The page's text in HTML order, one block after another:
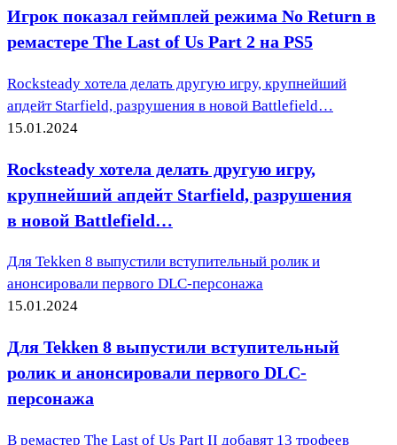
Игрок показал геймплей режима No Return в
ремастере The Last of Us Part 2 на PS5
Rocksteady хотела делать другую игру, крупнейший
апдейт Starfield, разрушения в новой Battlefield…
15.01.2024
Rocksteady хотела делать другую игру,
крупнейший апдейт Starfield, разрушения
в новой Battlefield…
Для Tekken 8 выпустили вступительный ролик и
анонсировали первого DLC-персонажа
15.01.2024
Для Tekken 8 выпустили вступительный
ролик и анонсировали первого DLC-
персонажа
В ремастер The Last of Us Part II добавят 13 трофеев